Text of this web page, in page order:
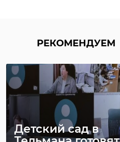
РЕКОМЕНДУЕМ
Детский сад в